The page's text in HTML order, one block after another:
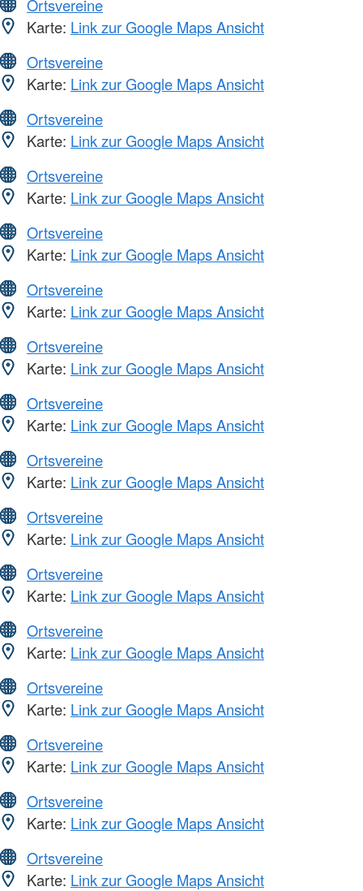
Ortsvereine
Karte: Link zur Google Maps Ansicht
Ortsvereine
Karte: Link zur Google Maps Ansicht
Ortsvereine
Karte: Link zur Google Maps Ansicht
Ortsvereine
Karte: Link zur Google Maps Ansicht
Ortsvereine
Karte: Link zur Google Maps Ansicht
Ortsvereine
Karte: Link zur Google Maps Ansicht
Ortsvereine
Karte: Link zur Google Maps Ansicht
Ortsvereine
Karte: Link zur Google Maps Ansicht
Ortsvereine
Karte: Link zur Google Maps Ansicht
Ortsvereine
Karte: Link zur Google Maps Ansicht
Ortsvereine
Karte: Link zur Google Maps Ansicht
Ortsvereine
Karte: Link zur Google Maps Ansicht
Ortsvereine
Karte: Link zur Google Maps Ansicht
Ortsvereine
Karte: Link zur Google Maps Ansicht
Ortsvereine
Karte: Link zur Google Maps Ansicht
Ortsvereine
Karte: Link zur Google Maps Ansicht